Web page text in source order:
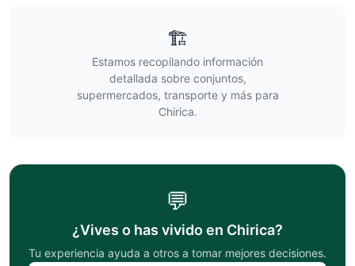
🏗️
Estamos recopilando información
detallada sobre conjuntos,
supermercados, transporte y más para
Chirica.
💬
¿Vives o has vivido en Chirica?
Tu experiencia ayuda a otros a tomar mejores decisiones.